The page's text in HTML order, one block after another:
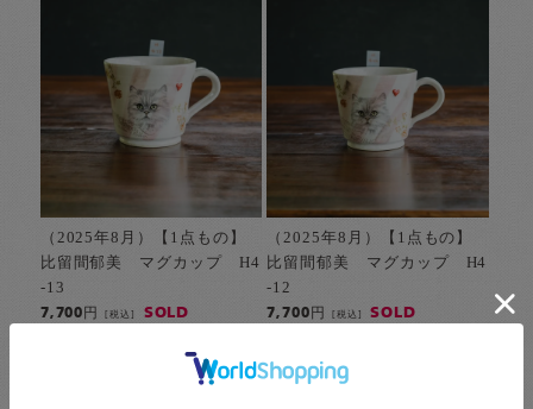
（2025年8月）【1点もの】
比留間郁美 マグカップ H4
-13
7,700円[税込] SOLD
（2025年8月）【1点もの】
比留間郁美 マグカップ H4
-12
7,700円 [税込] SOLD